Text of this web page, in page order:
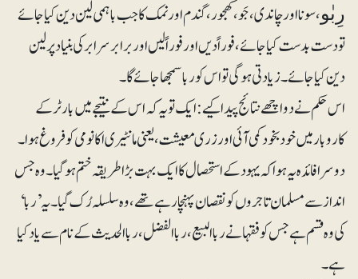
رِبٰو، سونا اور چاندی، جَو ، کھجور، گندم اور نمک کا جب باہمی لین دین کیا جائے
تو دست بدست کیا جائے، فوراً دیں اور فوراً لیں اور برابر سرابر کی بنیاد پر لین
دین کیا جائے۔ زیادتی ہوگی تو اس کو ربا سمجھا جائے گا۔
اس حکم نے دو اچھے نتائج پیدا کیے: ایک تو یہ کہ اس کے نتیجے میں بارٹر کے
کاروبار میں خودبخود کمی آئی اور زری معیشت، یعنی مانٹیری اکانومی کو فروغ ہوا۔
دوسرا فائدہ یہ ہوا کہ یہود کے استحصال کا ایک بہت بڑا طریقہ ختم ہوگیا۔ وہ جس
انداز سے مسلمان تاجروں کو نقصان پہنچا رہے تھے، وہ سلسلہ رُک گیا۔ یہ ’ربا‘
کی وہ قسم ہے جس کو فقہا نے ربا البیع، ربا الفضل، ربا الحدیث کے نام سے یاد کیا
ہے۔